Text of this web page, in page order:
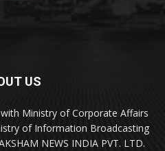
US
with Ministry of Corporate Affairs
of Information Broadcasting
NEWS INDIA PVT. LTD.